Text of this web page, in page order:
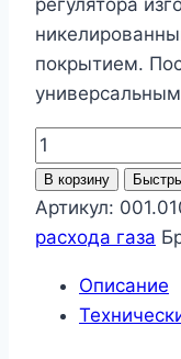
регулятора
покрытием.
Количество
товара
Регулятор
расхода
У-30/
АР-40-
В корзину
Артикул:
расхода газа
Описание